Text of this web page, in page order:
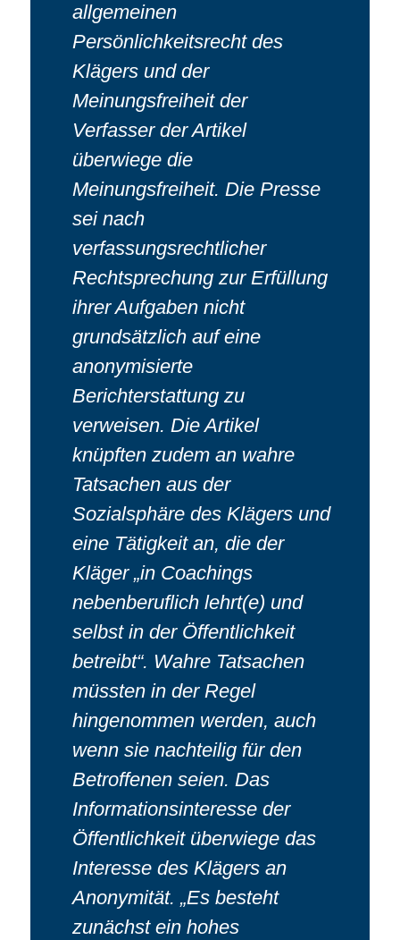
allgemeinen
Persönlichkeitsrecht des
Klägers und der
Meinungsfreiheit der
Verfasser der Artikel
überwiege die
Meinungsfreiheit. Die Presse
sei nach
verfassungsrechtlicher
Rechtsprechung zur Erfüllung
ihrer Aufgaben nicht
grundsätzlich auf eine
anonymisierte
Berichterstattung zu
verweisen. Die Artikel
knüpften zudem an wahre
Tatsachen aus der
Sozialsphäre des Klägers und
eine Tätigkeit an, die der
Kläger „in Coachings
nebenberuflich lehrt(e) und
selbst in der Öffentlichkeit
betreibt“. Wahre Tatsachen
müssten in der Regel
hingenommen werden, auch
wenn sie nachteilig für den
Betroffenen seien. Das
Informationsinteresse der
Öffentlichkeit überwiege das
Interesse des Klägers an
Anonymität. „Es besteht
zunächst ein hohes